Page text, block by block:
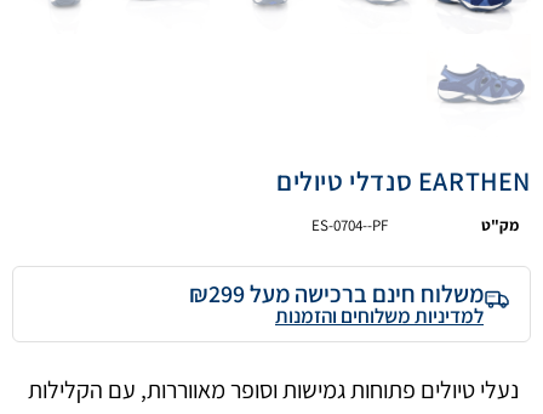
EARTHEN סנדלי טיולים
מק"ט ES-0704--PF
משלוח חינם ברכישה מעל ₪299
למדיניות משלוחים והזמנות
נעלי טיולים פתוחות גמישות וסופר מאווררות, עם הקלילות